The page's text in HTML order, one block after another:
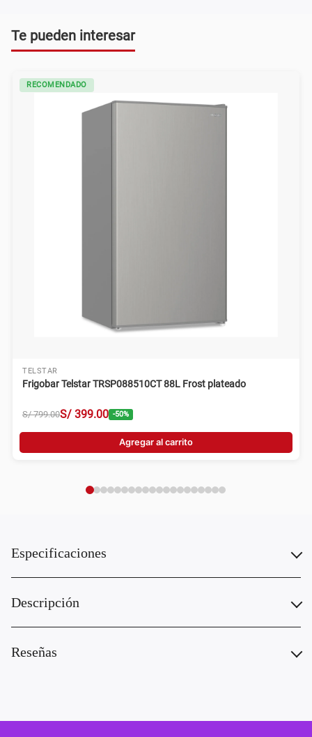
Te pueden interesar
RECOMENDADO
TELSTAR
Frigobar Telstar TRSP088510CT 88L Frost plateado
S/ 799.00S/ 399.00 -50%
Agregar al carrito
Especificaciones
Descripción
Reseñas